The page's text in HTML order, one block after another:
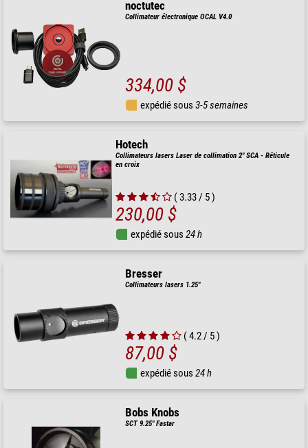
noctutec
Collimateur électronique OCAL V4.0
334,00 $
expédié sous3-5 semaines
Hotech
Collimateurs lasers Laser de collimation 2" SCA - Réticule
en croix
( 3.33 / 5 )
230,00 $
expédié sous 24 h
Bresser
Collimateurs lasers 1.25"
( 4.2 / 5 )
87,00 $
expédié sous24 h
Bobs Knobs
SCT 9.25" Fastar